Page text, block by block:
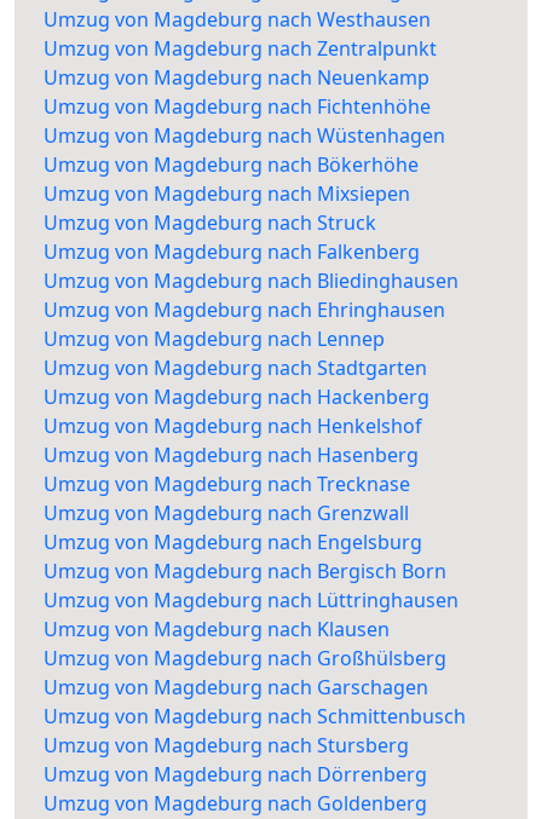
Umzug von Magdeburg nach Westhausen
Umzug von Magdeburg nach Zentralpunkt
Umzug von Magdeburg nach Neuenkamp
Umzug von Magdeburg nach Fichtenhöhe
Umzug von Magdeburg nach Wüstenhagen
Umzug von Magdeburg nach Bökerhöhe
Umzug von Magdeburg nach Mixsiepen
Umzug von Magdeburg nach Struck
Umzug von Magdeburg nach Falkenberg
Umzug von Magdeburg nach Bliedinghausen
Umzug von Magdeburg nach Ehringhausen
Umzug von Magdeburg nach Lennep
Umzug von Magdeburg nach Stadtgarten
Umzug von Magdeburg nach Hackenberg
Umzug von Magdeburg nach Henkelshof
Umzug von Magdeburg nach Hasenberg
Umzug von Magdeburg nach Trecknase
Umzug von Magdeburg nach Grenzwall
Umzug von Magdeburg nach Engelsburg
Umzug von Magdeburg nach Bergisch Born
Umzug von Magdeburg nach Lüttringhausen
Umzug von Magdeburg nach Klausen
Umzug von Magdeburg nach Großhülsberg
Umzug von Magdeburg nach Garschagen
Umzug von Magdeburg nach Schmittenbusch
Umzug von Magdeburg nach Stursberg
Umzug von Magdeburg nach Dörrenberg
Umzug von Magdeburg nach Goldenberg